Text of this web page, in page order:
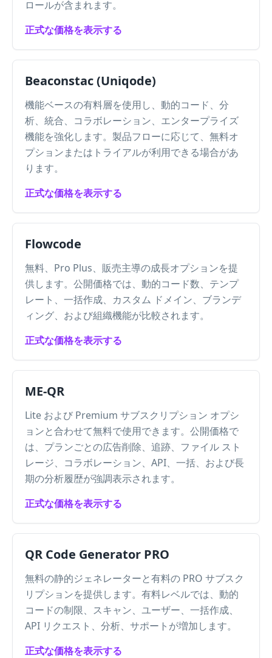
ロールが含まれます。
正式な価格を表示する
Beaconstac (Uniqode)
機能ベースの有料層を使用し、動的コード、分
析、統合、コラボレーション、エンタープライズ
機能を強化します。製品フローに応じて、無料オ
プションまたはトライアルが利用できる場合があ
ります。
正式な価格を表示する
Flowcode
無料、Pro Plus、販売主導の成長オプションを提
供します。公開価格では、動的コード数、テンプ
レート、一括作成、カスタム ドメイン、ブランデ
ィング、および組織機能が比較されます。
正式な価格を表示する
ME-QR
Lite および Premium サブスクリプション オプシ
ョンと合わせて無料で使用できます。公開価格で
は、プランごとの広告削除、追跡、ファイル スト
レージ、コラボレーション、API、一括、および長
期の分析履歴が強調表示されます。
正式な価格を表示する
QR Code Generator PRO
無料の静的ジェネレーターと有料の PRO サブスク
リプションを提供します。有料レベルでは、動的
コードの制限、スキャン、ユーザー、一括作成、
API リクエスト、分析、サポートが増加します。
正式な価格を表示する